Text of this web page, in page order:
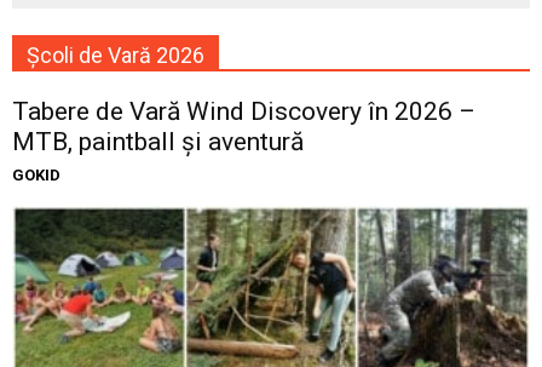
Școli de Vară 2026
Tabere de Vară Wind Discovery în 2026 –
MTB, paintball și aventură
GOKID